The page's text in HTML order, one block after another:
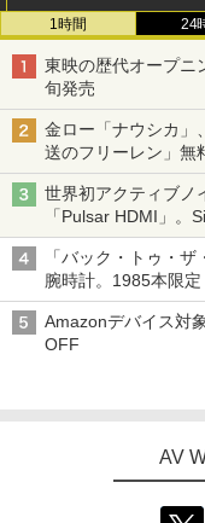
1時間 24
東映の歴代オープニ
旬発売
金ロー「ナウシカ」
送のフリーレン」無
世界初アクティブノ
「Pulsar HDMI」。
「バック・トゥ・
腕時計。1985本限定
Amazonデバイス対
OFF
AV